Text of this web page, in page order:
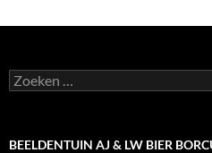
Zoeken
naar:
BEELDENTUIN AJ & LW BIER